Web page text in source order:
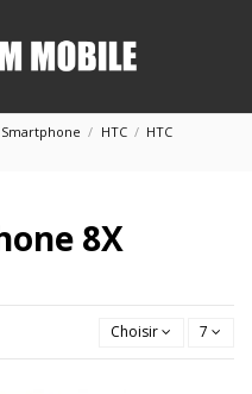
Smartphone HTC
HTC
8X
Choisir 7